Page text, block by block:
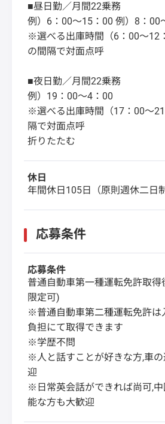
■昼日勤／月間22乗務
例）6：00～15：00 例）8：00
※選べる出庫時間（6：00～12
の間隔で対面点呼
■夜日勤／月間22乗務
例）19：00～4：00
※選べる出庫時間（17：00～
隔で対面点呼
折りたたむ
休日
年間休日105日（原則週休二日制
応募条件
応募条件
普通自動車第一種運転免許取得
限定可)
※普通自動車第二種運転免許は
負担にて取得できます
※学歴不問
※人と話すことが好きな方,車
迎
※日常英会話ができれば尚可,
能な方も大歓迎